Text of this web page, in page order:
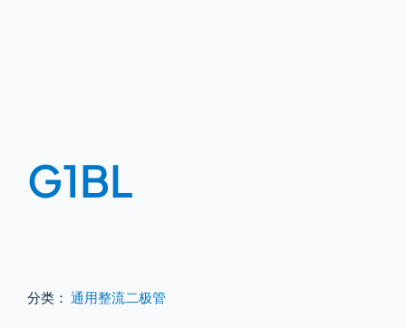
G1BL
分类： 通用整流二极管